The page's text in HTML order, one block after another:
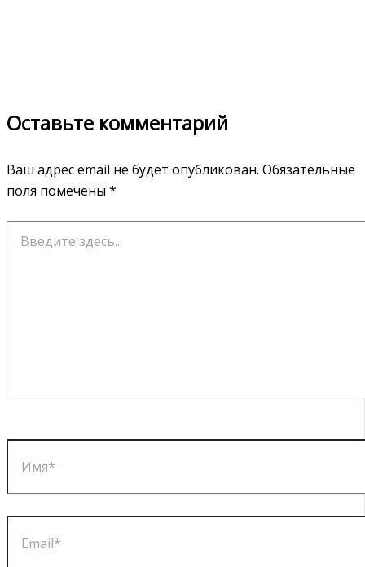
Оставьте комментарий
Ваш адрес email не будет опубликован. Обязательные
поля помечены *
здесь...